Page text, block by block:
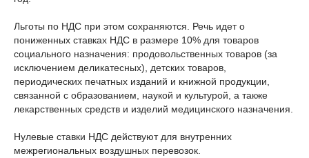
Льготы по НДС при этом сохраняются. Речь идет о
пониженных ставках НДС в размере 10% для товаров
социального назначения: продовольственных товаров (за
исключением деликатесных), детских товаров,
периодических печатных изданий и книжной продукции,
связанной с образованием, наукой и культурой, а также
лекарственных средств и изделий медицинского назначения.
Нулевые ставки НДС действуют для внутренних
межрегиональных воздушных перевозок.